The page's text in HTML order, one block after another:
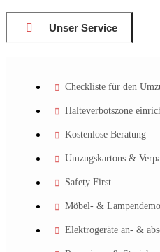
Unser Service
Checkliste für den
Halteverbotszone
Kostenlose Beratung
Umzugskartons &
Safety First
Möbel- &
Elektrogeräte an- &